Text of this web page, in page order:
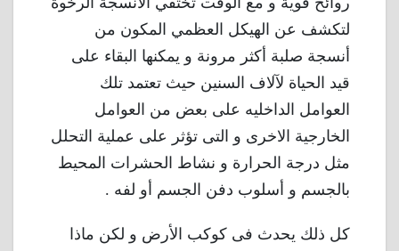
لتكشف عن الهيكل العظمي المكون من
أنسجة صلبة أكثر مرونة و يمكنها البقاء على
قيد الحياة لآلاف السنين حيث تعتمد تلك
العوامل الداخليه على بعض من العوامل
الخارجية الاخرى و التى تؤثر على عملية التحلل
مثل درجة الحرارة و نشاط الحشرات المحيط
بالجسم و أسلوب دفن الجسم أو لفه .
كل ذلك يحدث فى كوكب الأرض و لكن ماذا